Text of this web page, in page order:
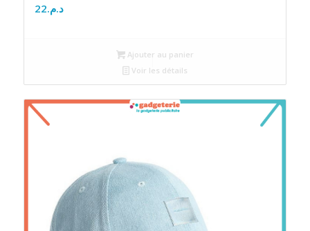
د.م.22
Ajouter au panier
Voir les détails